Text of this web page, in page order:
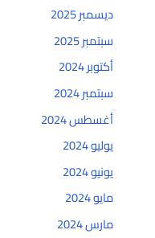
ديسمبر 2025
سبتمبر 2025
أكتوبر 2024
سبتمبر 2024
أغسطس 2024
يوليو 2024
يونيو 2024
مايو 2024
مارس 2024